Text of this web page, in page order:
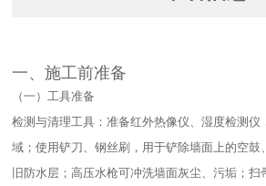
一、施工前准备​
（一）工具准备​
检测与清理工具：准备红外热像仪、湿度检测仪
域；使用铲刀、钢丝刷，用于铲除墙面上的空鼓
旧防水层；高压水枪可冲洗墙面灰尘、污垢；